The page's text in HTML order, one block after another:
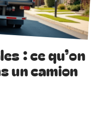
: ce qu’on
un camion